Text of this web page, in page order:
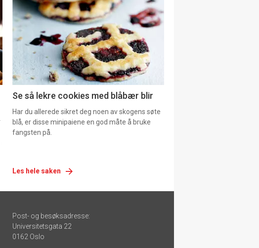
akkurat
nå
6
Se så lekre cookies med blåbær blir
Har du allerede sikret deg noen av skogens søte
blå, er disse minipaiene en god måte å bruke
fangsten på.
Les hele saken
Post- og besøksadresse:
Universitetsgata 22
0162 Oslo